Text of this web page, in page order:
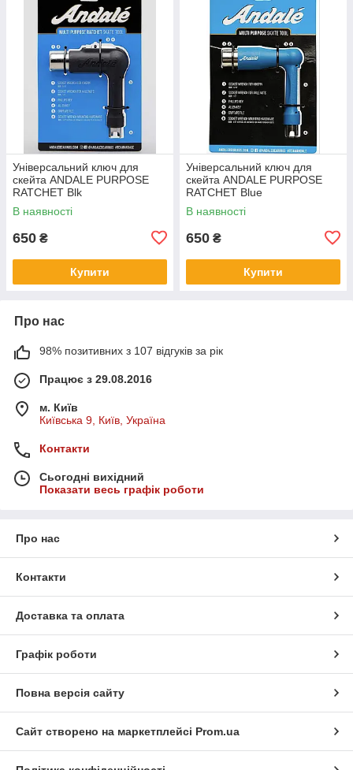
Універсальний ключ для
скейта ANDALE PURPOSE
RATCHET Blk
В наявності
650 ₴
Купити
Універсальний ключ для
скейта ANDALE PURPOSE
RATCHET Blue
В наявності
650 ₴
Купити
Про нас
98% позитивних з 107 відгуків за рік
Працює з 29.08.2016
м. Київ
Київська 9, Київ, Україна
Контакти
Сьогодні вихідний
Показати весь графік роботи
Про нас
Контакти
Доставка та оплата
Графік роботи
Повна версія сайту
Сайт створено на маркетплейсі Prom.ua